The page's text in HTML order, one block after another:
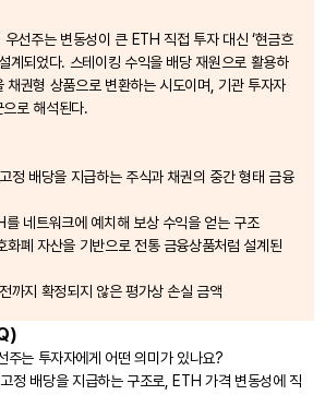
선주는 변동성이 큰 ETH 직접 투자 대신 ‘현금흐
계되었다. 스테이킹 수익을 배당 재원으로 활용하
채권형 상품으로 변환하는 시도이며, 기관 투자자
로 해석된다.
정 배당을 지급하는 주식과 채권의 중간 형태 금융
네트워크에 예치해 보상 수익을 얻는 구조
화폐 자산을 기반으로 전통 금융상품처럼 설계된
까지 확정되지 않은 평가상 손실 금액
주는 투자자에게 어떤 의미가 있나요?
정 배당을 지급하는 구조로, ETH 가격 변동성에 직